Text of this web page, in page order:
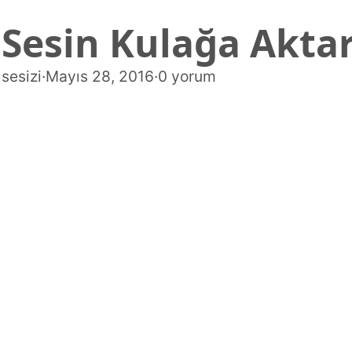
Sesin Kulağa
sesizi·Mayıs 28, 2016·0 yorum